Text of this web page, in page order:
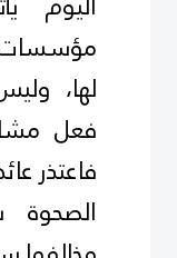
مؤسسات
لها،
فعل
فاعتذر